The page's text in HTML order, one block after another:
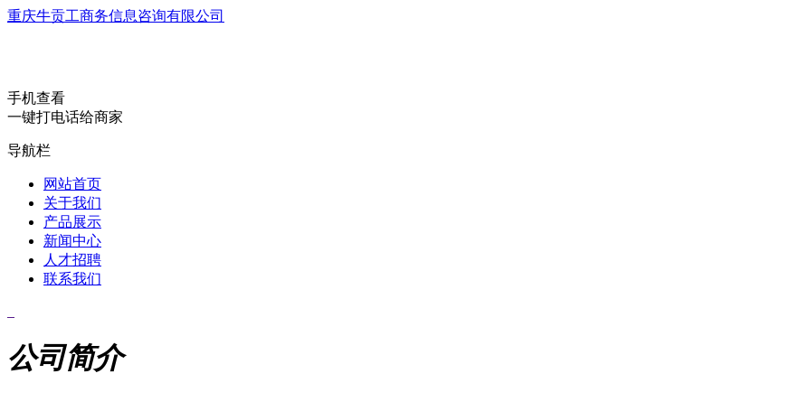
重庆牛贡工商务信息咨询有限公司
手机查看
一键打电话给商家
导航栏
网站首页
关于我们
产品展示
新闻中心
人才招聘
联系我们
公司简介